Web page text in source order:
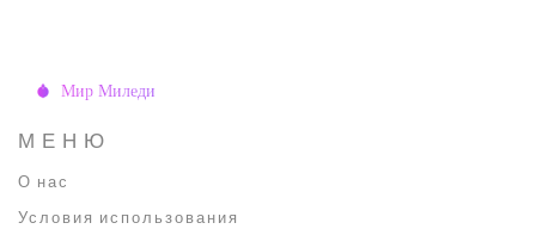
МЕНЮ
О нас
Условия использования